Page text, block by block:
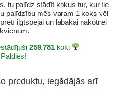
tu palīdz stādīt kokus tur, kur tie
palīdzību mēs varam 1 koks vēl
ilgtspējai un labākai nākotnei
259.781 koki
Paldies!
produktu, iegādājās arī